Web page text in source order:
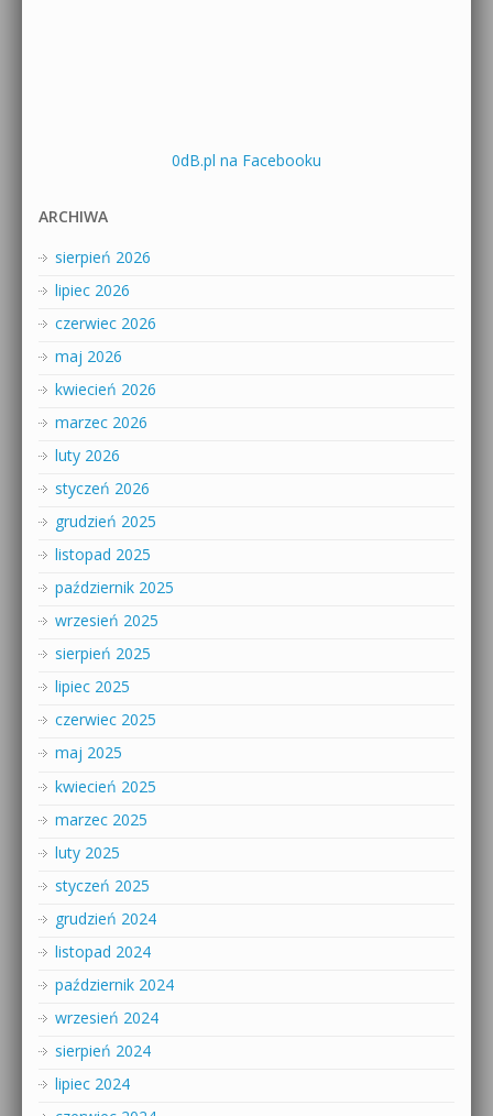
0dB.pl na Facebooku
ARCHIWA
sierpień 2026
lipiec 2026
czerwiec 2026
maj 2026
kwiecień 2026
marzec 2026
luty 2026
styczeń 2026
grudzień 2025
listopad 2025
październik 2025
wrzesień 2025
sierpień 2025
lipiec 2025
czerwiec 2025
maj 2025
kwiecień 2025
marzec 2025
luty 2025
styczeń 2025
grudzień 2024
listopad 2024
październik 2024
wrzesień 2024
sierpień 2024
lipiec 2024